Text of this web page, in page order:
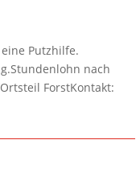
Putzhilfe.
nach
ForstKontakt: